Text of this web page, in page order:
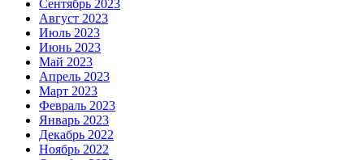
Сентябрь 2023
Август 2023
Июль 2023
Июнь 2023
Май 2023
Апрель 2023
Март 2023
Февраль 2023
Январь 2023
Декабрь 2022
Ноябрь 2022